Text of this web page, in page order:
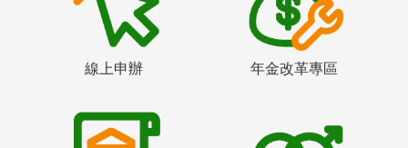
線上申辦 年金改革專區